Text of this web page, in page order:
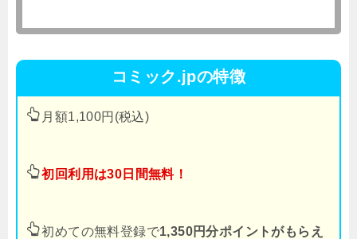
コミック.jpの特徴
月額1,100円(税込)
初回利用は30日間無料！
初めての無料登録で1,350円分ポイントがもらえ